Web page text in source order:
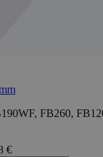
FB260,
€